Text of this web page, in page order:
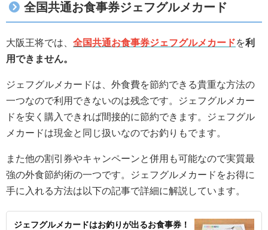
全国共通お食事券ジェフグルメカード
大阪王将では、 全国共通お食事券ジェフグルメカードを利
用できません。
ジェフグルメカードは、外食費を節約できる貴重な方法の
一つなので利用できないのは残念です。ジェフグルメカー
ドを安く購入できれば間接的に節約できます。ジェフグル
メカードは現金と同じ扱いなのでお釣りもでます。
また他の割引券やキャンペーンと併用も可能なので実質最
強の外食節約術の一つです。ジェフグルメカードをお得に
手に入れる方法は以下の記事で詳細に解説しています。
ジェフグルメカードはお釣りが出るお食事券！